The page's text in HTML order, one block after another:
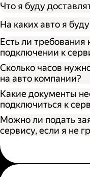
Что я буду
На каких авто я
Есть ли
подключении к
Сколько часов
на авто компании?
Какие документы
подключиться к
Можно ли подать
сервису, если я не